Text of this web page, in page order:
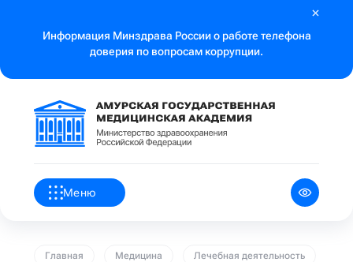
Информация Минздрава России о работе телефона
доверия по вопросам коррупции.
Меню
Главная Медицина Лечебная деятельность